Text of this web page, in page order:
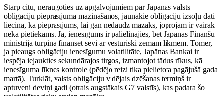
Starp citu, neraugoties uz apgalvojumiem par Japānas valsts
obligāciju pieprasījuma mazināšanos, jaunākie obligāciju izsoļu dati
liecina, ka pieprasījums, lai gan nedaudz mazāks, joprojām ir vairāk
nekā pietiekams. Jā, ienesīgums ir palielinājies, bet Japānas Finanšu
ministrija turpina finansēt sevi ar vēsturiski zemām likmēm. Tomēr,
ja pieaugs obligāciju ienesīgumu volatilitāte, Japānas Bankai ir
iespēja iejaukties sekundārajos tirgos, izmantojot tādus rīkus, kā
ienesīguma līknes kontrole (pēdējo reizi tika pielietota pagājušā gada
martā). Turklāt, valsts obligāciju vidējais dzēšanas termiņš ir
aptuveni deviņi gadi (otrais augstākais G7 valstīs), kas padara šo